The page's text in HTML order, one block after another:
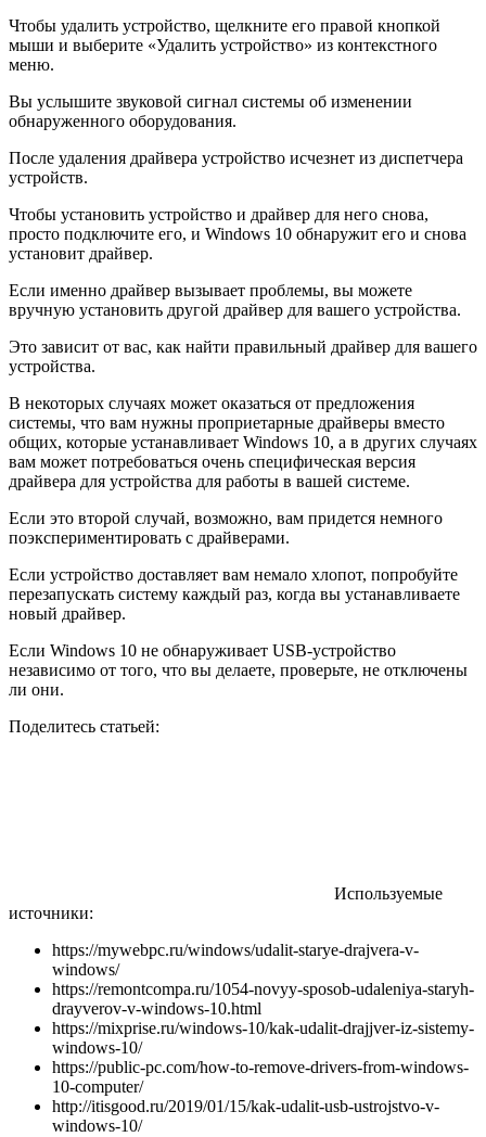
Чтобы удалить устройство, щелкните его правой кнопкой
мыши и выберите «Удалить устройство» из контекстного
меню.
Вы услышите звуковой сигнал системы об изменении
обнаруженного оборудования.
После удаления драйвера устройство исчезнет из диспетчера
устройств.
Чтобы установить устройство и драйвер для него снова,
просто подключите его, и Windows 10 обнаружит его и снова
установит драйвер.
Если именно драйвер вызывает проблемы, вы можете
вручную установить другой драйвер для вашего устройства.
Это зависит от вас, как найти правильный драйвер для вашего
устройства.
В некоторых случаях может оказаться от предложения
системы, что вам нужны проприетарные драйверы вместо
общих, которые устанавливает Windows 10, а в других случаях
вам может потребоваться очень специфическая версия
драйвера для устройства для работы в вашей системе.
Если это второй случай, возможно, вам придется немного
поэкспериментировать с драйверами.
Если устройство доставляет вам немало хлопот, попробуйте
перезапускать систему каждый раз, когда вы устанавливаете
новый драйвер.
Если Windows 10 не обнаруживает USB-устройство
независимо от того, что вы делаете, проверьте, не отключены
ли они.
Поделитесь статьей:
Используемые
источники:
https://mywebpc.ru/windows/udalit-starye-drajvera-v-
windows/
https://remontcompa.ru/1054-novyy-sposob-udaleniya-staryh-
drayverov-v-windows-10.html
https://mixprise.ru/windows-10/kak-udalit-drajjver-iz-sistemy-
windows-10/
https://public-pc.com/how-to-remove-drivers-from-windows-
10-computer/
http://itisgood.ru/2019/01/15/kak-udalit-usb-ustrojstvo-v-
windows-10/